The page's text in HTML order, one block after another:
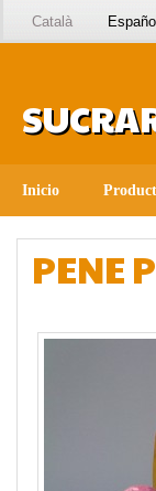
Català Español
Inicio
PENE